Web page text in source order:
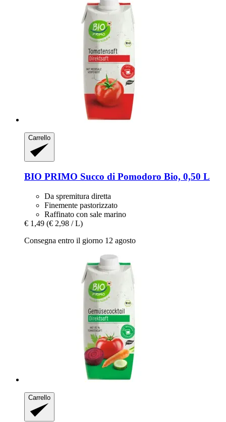
Carrello
BIO PRIMO Succo di Pomodoro Bio, 0,50 L
Da spremitura diretta
Finemente pastorizzato
Raffinato con sale marino
€ 1,49 (€ 2,98 / L)
Consegna entro il giorno 12 agosto
Carrello